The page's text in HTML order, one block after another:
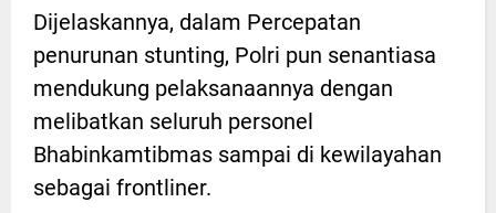
Dijelaskannya, dalam Percepatan
penurunan stunting, Polri pun senantiasa
mendukung pelaksanaannya dengan
melibatkan seluruh personel
Bhabinkamtibmas sampai di kewilayahan
sebagai frontliner.